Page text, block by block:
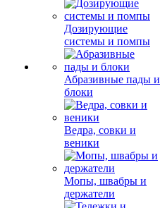
Дозирующие
системы и помпы
Абразивные пады и
блоки
Ведра, совки и
веники
Мопы, швабры и
держатели